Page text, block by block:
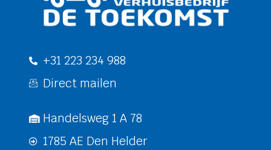
+31 223 234 988
Direct mailen
Handelsweg 1 A 78
1785 AE Den Helder